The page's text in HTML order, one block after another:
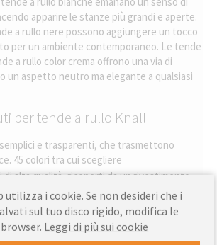
apparire le stanze più grandi e aperte.
a rullo nere possono aggiungere un tocco
per un ambiente contemporaneo. Le tende
a rullo color crema offrono una via di
un aspetto neutro ma elegante a qualsiasi
per tende a rullo Knall
e trasparenti, che trasmettono
45 colori tra cui scegliere
di alta qualità, ricoperti da un rivestimento
i lati. Il rivestimento riflette la luce, creando
visivi sotto forma di riflessi di luce.
di tessuti ispirati alla natura; con fili di
di juta intrecciati regolarmente.
i cookie. Se non desideri che i
sul tuo disco rigido, modifica le
Leggi di più sui cookie